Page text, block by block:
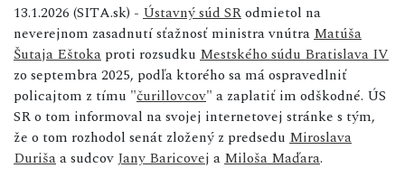
13.1.2026 (SITA.sk) - Ústavný súd SRodmietol na
neverejnom zasadnutí sťažnosť ministra vnútra Matúša
Šutaja Eštoka proti rozsudku Mestského súdu Bratislava IV
zo septembra 2025, podľa ktorého sa má ospravedlniť
policajtom z tímu "čurillovcov" a zaplatiť im odškodné. ÚS
SR o tom informoval na svojej internetovej stránke s tým,
že o tom rozhodol senát zložený z predsedu Miroslava
Durišaa sudcov Jany Baricovej a Miloša Maďara.